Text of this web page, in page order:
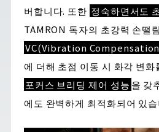
버합니다. 또한 정숙하면서도
TAMRON 독자의 초강력 손떨
VC(Vibration
에 더해 초점 이동 시 화각 변
포커스 브리딩 제어 성능 을 갖
에도 완벽하게 최적화되어 있